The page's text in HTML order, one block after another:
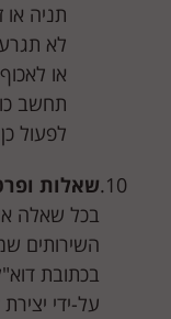
תניה או
לא
או
תחשב
לפעול
שאלות
בכל שאלה
השירותים
בכתובת
על-ידי